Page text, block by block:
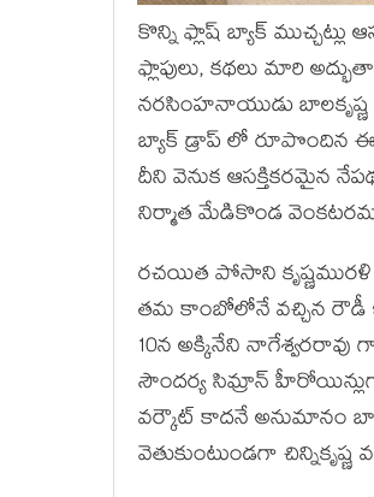
కొన్ని ఫ్లాష్ బ్యాక్ ముచ్చట్లు
ఫ్లాపులు, కథలు మారి
నరసింహనాయుడు బాలకృష్ణ
బ్యాక్ డ్రాప్ లో రూపొందిన
దీని వెనుక ఆసక్తికరమైన
నిర్మాత మేడికొండ
రచయిత పోసాని కృష్ణమురళి
తమ కాంబోలోనే వచ్చిన రౌడీ
10న అక్కినేని
సౌందర్య సిమ్రాన్
వర్కౌట్ కాదనే అనుమానం
వెతుకుంటుండగా చిన్నికృష్ణ